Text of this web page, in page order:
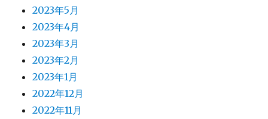
2023年5月
2023年4月
2023年3月
2023年2月
2023年1月
2022年12月
2022年11月